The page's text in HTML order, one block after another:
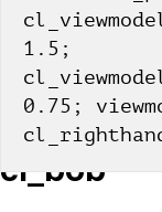
1.5;
0.75;
cl_bob